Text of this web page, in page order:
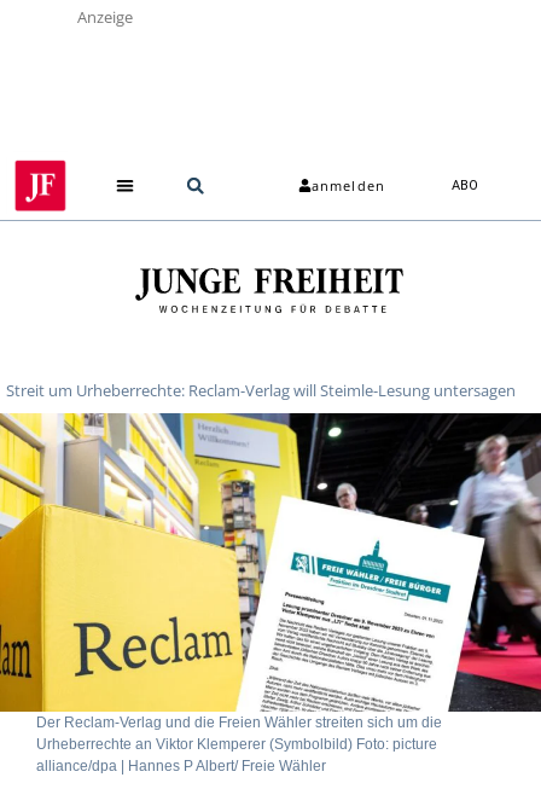
Anzeige
anmelden ABO
Streit um Urheberrechte: Reclam-Verlag will Steimle-Lesung untersagen
Der Reclam-Verlag und die Freien Wähler streiten sich um die
Urheberrechte an Viktor Klemperer (Symbolbild) Foto: picture
alliance/dpa | Hannes P Albert/ Freie Wähler